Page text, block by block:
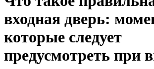
входная дверь:
которые следует
предусмотреть при